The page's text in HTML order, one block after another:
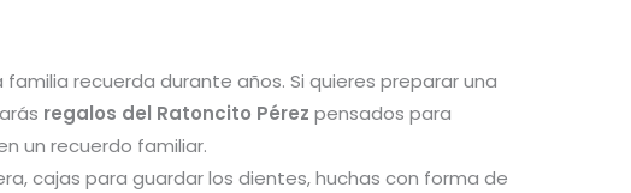
recuerda durante años. Si quieres preparar una
regalos del Ratoncito Pérez pensados para
un recuerdo familiar.
cajas para guardar los dientes, huchas con forma de